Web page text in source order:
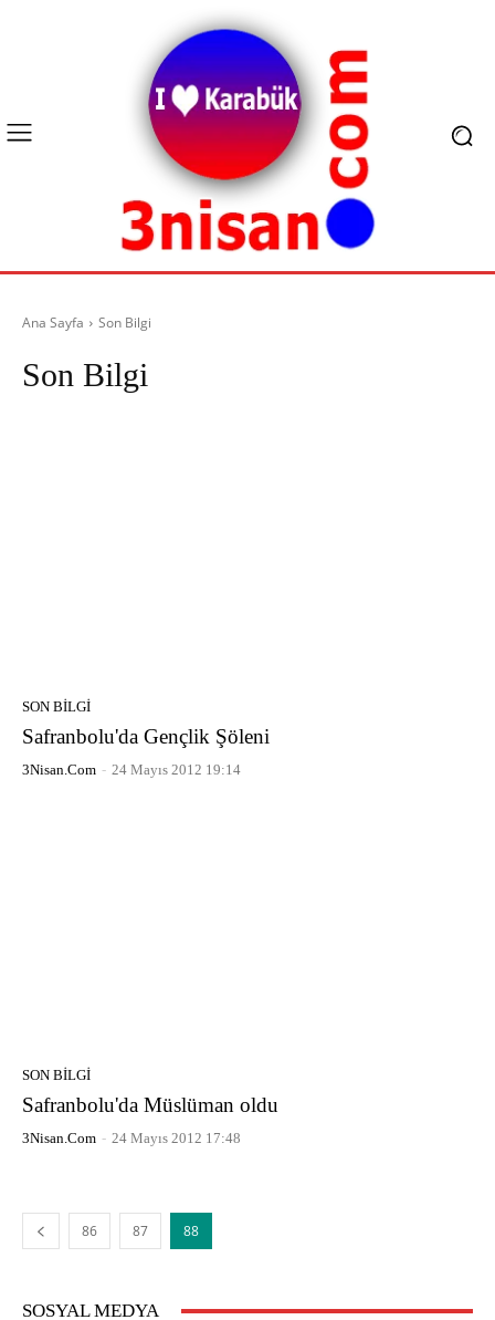
Ana Sayfa Son Bilgi
Son Bilgi
SON BILGI
Safranbolu'da Gençlik Şöleni
3Nisan.com - 24 Mayıs 2012 19:14
SON BILGI
Safranbolu'da Müslüman oldu
3Nisan.com - 24 Mayıs 2012 17:48
86 87 88
SOSYAL MEDYA